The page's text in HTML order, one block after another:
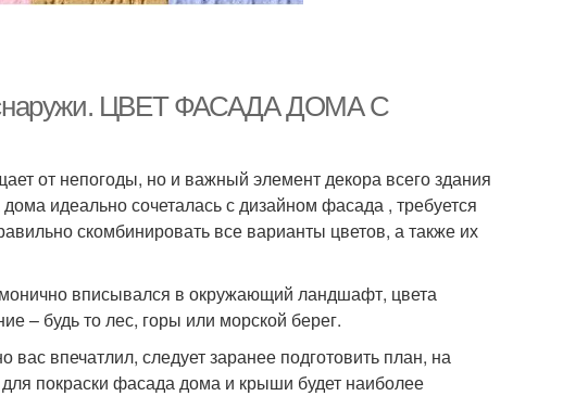
снаружи. ЦВЕТ ФАСАДА ДОМА С
от непогоды, но и важный элемент декора всего здания
идеально сочеталась с дизайном фасада , требуется
скомбинировать все варианты цветов, а также их
вписывался в окружающий ландшафт, цвета
– будь то лес, горы или морской берег.
вас впечатлил, следует заранее подготовить план, на
покраски фасада дома и крыши будет наиболее